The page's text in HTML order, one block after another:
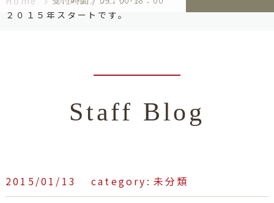
２０１５年スタートです。
Staff Blog
2015/01/13 heartful_admin
未分類